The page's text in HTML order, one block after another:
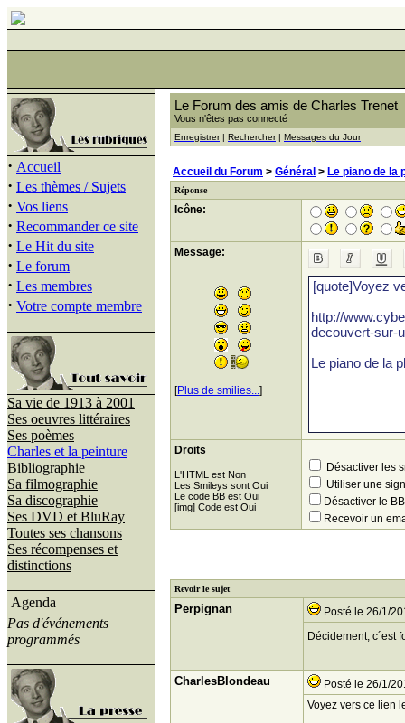
· Accueil
· Les thèmes / Sujets
· Vos liens
· Recommander ce site
· Le Hit du site
· Le forum
· Les membres
· Votre compte membre
Sa vie de 1913 à 2001
Ses oeuvres littéraires
Ses poèmes
Charles et la peinture
Bibliographie
Sa filmographie
Sa discographie
Ses DVD et BluRay
Toutes ses chansons
Ses récompenses et
distinctions
Agenda
Pas d'événements
programmés
Le Forum des amis de Charles Trenet
Vous n'êtes pas connecté
Enregistrer| Rechercher| Messages du Jour
Accueil du Forum > Général > Le piano de la
Réponse
Icône:
Message:
[Plus de smilies...]
Droits
L'HTML est Non
Les Smileys sont Oui
Le code BB est Oui
[img] Code est Oui
Désactiver les
Utiliser une
Désactiver le
Recevoir un
Revoir le sujet
Perpignan
Posté le 26/1/
Décidement, c´est
CharlesBlondeau
Posté le 26/1/
Voyez vers ce lien